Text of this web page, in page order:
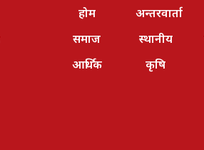
होम
समाज
आर्थिक
अन्तरवार्ता
स्थानीय
कृषि